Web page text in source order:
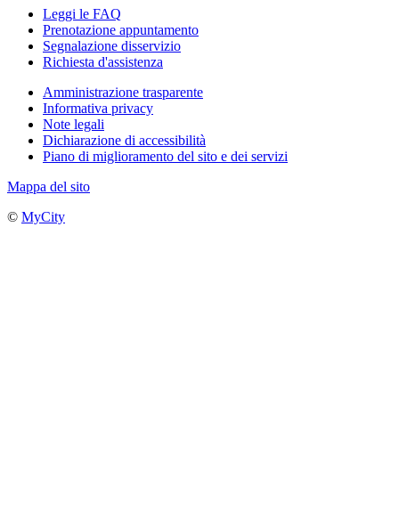
Leggi le FAQ
Prenotazione appuntamento
Segnalazione disservizio
Richiesta d'assistenza
Amministrazione trasparente
Informativa privacy
Note legali
Dichiarazione di accessibilità
Piano di miglioramento del sito e dei servizi
Mappa del sito
© MyCity